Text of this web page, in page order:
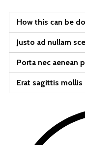
How this can be
Justo ad nullam
Porta nec aenean
Erat sagittis mollis